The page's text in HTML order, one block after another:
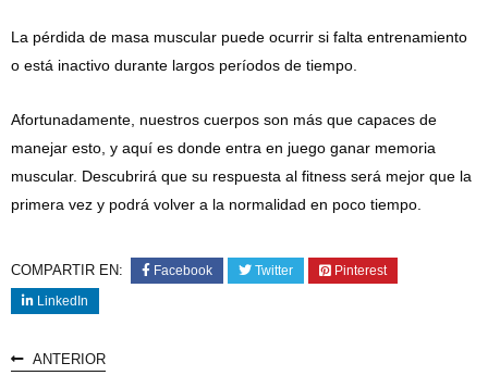
La pérdida de masa muscular puede ocurrir si falta entrenamiento
o está inactivo durante largos períodos de tiempo.
Afortunadamente, nuestros cuerpos son más que capaces de
manejar esto, y aquí es donde entra en juego ganar memoria
muscular. Descubrirá que su respuesta al fitness será mejor que la
primera vez y podrá volver a la normalidad en poco tiempo.
COMPARTIR EN: Facebook Twitter
Pinterest
LinkedIn
ANTERIOR